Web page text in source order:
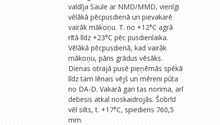
valdīja Saule ar NMD/MMD, vienīgi
vēlākā pēcpusdienā un pievakarē
vairāk mākoņu. T. no +12°C agrā
rītā līdz +23°C pēc pusdienlaika.
Vēlākā pēcpusdienā, kad vairāk
mākoņu, pāris grādus vēsāks.
Dienas otrajā pusē pieņēmās spēkā
līdz tam lēnais vējš un mēreni pūta
no DA-D. Vakarā gan tas norima, arī
debesis atkal noskaidrojās. Šobrīd
vēl silts, t. +17°C, spiediens 760,5
mm.